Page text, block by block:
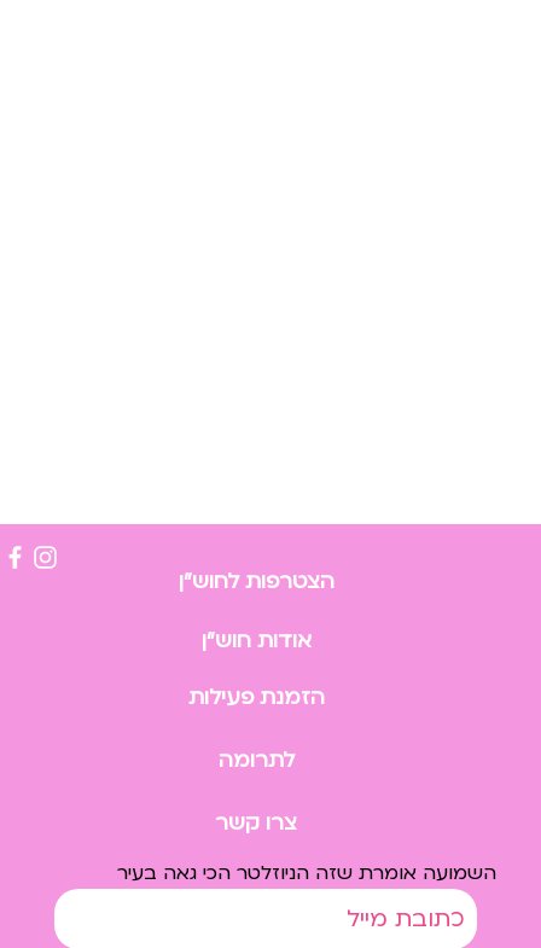
השמועה אומרת שזה הניוזלטר הכי גאה בעיר
אודות חוש״ן
הצטרפות לחוש״ן
הזמנת פעילות
צרו קשר
לתרומה